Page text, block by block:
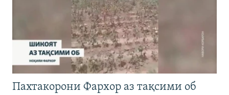
Пахтакорони Фархор аз тақсими об